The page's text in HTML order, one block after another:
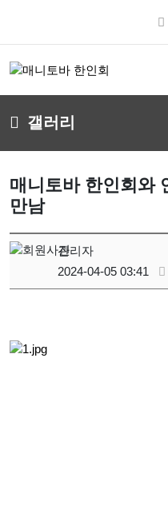
갤러리
매니토바 한인회와
만남
관리자
2024-04-05 03:41